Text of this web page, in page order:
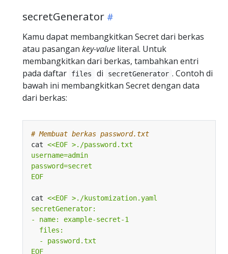
secretGenerator
Kamu dapat membangkitkan Secret dari berkas
atau pasangan key-value literal. Untuk
membangkitkan dari berkas, tambahkan entri
pada daftar
files di secretGenerator . Contoh di
bawah ini membangkitkan Secret dengan data
dari berkas:
# Membuat berkas password.txt
cat
EOF
cat
EOF